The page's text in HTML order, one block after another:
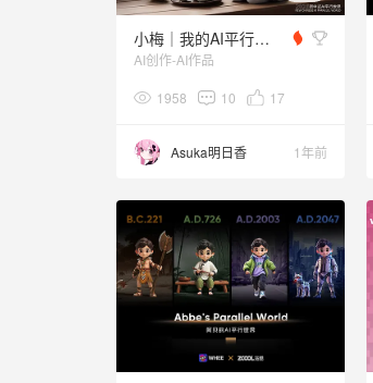
小梅｜我的AI平行世界 IP形象定制
AI创作-AI作品
1958 10 17
Asuka明日香 1年前